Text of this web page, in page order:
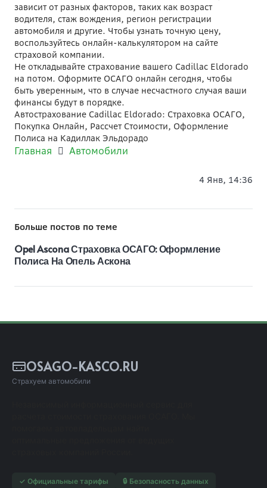
зависит от разных факторов, таких как возраст
водителя, стаж вождения, регион регистрации
автомобиля и другие. Чтобы узнать точную цену,
воспользуйтесь онлайн-калькулятором на сайте
страховой компании.
Не откладывайте страхование вашего Cadillac Eldorado
на потом. Оформите ОСАГО онлайн сегодня, чтобы
быть уверенным, что в случае несчастного случая ваши
финансы будут в порядке.
Автострахование Cadillac Eldorado: Страховка ОСАГО,
Покупка Онлайн, Рассчет Стоимости, Оформление
Полиса на Кадиллак Эльдорадо
Главная Автомобили
4 Янв, 14:36
Больше постов по теме
Opel Ascona Страховка ОСАГО: Оформление
Полиса На Опель Аскона
OSAGO-KASCO.RU
Страхуем автомобили
✓ Официальные тарифы
🔒 Безопасность данных